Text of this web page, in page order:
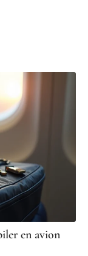
en avion